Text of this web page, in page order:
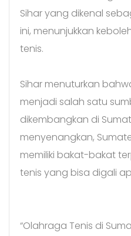
Sihar yang dikenal
ini, menunjukkan
tenis.
Sihar menuturkan
menjadi salah satu
dikembangkan di
menyenangkan,
memiliki bakat-bakat
tenis yang bisa digali
“Olahraga Tenis di